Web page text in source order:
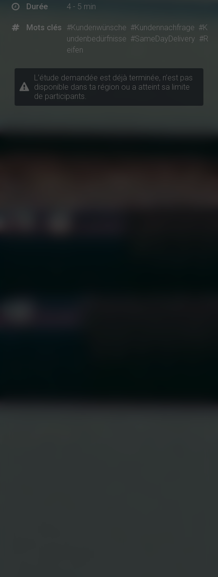
Durée 4 - 5 min
Mots clés #Kundenwünsche #Kundennachfrage #K
undenbedürfnisse #SameDayDelivery #R
eifen
L’étude demandée est déjà terminée, n’est pas
disponible dans ta région ou a atteint sa limite
de participants.